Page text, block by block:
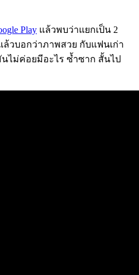
Play แล้วพบว่าแยกเป็น 2
วบอกว่าภาพสวย กับแฟนเก่า
ไม่ค่อยมีอะไร ซ้ำซาก สั้นไป